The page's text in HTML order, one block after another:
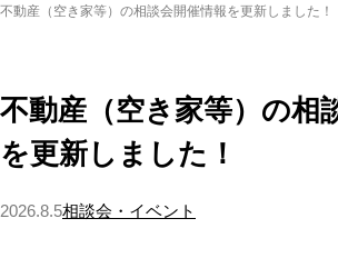
不動産（空き家等）の相談会開催情報を更新しました！
不動産（空き家等）の相
を更新しました！
2026.8.5相談会・イベント